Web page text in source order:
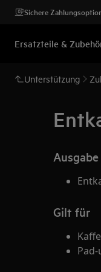
Sichere
Ersatzteile &
Unterstützung
Ausgabe
Gilt für